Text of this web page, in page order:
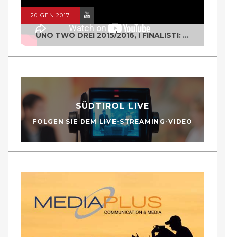
20 GEN 2017
UNO TWO DREI 2015/2016, I FINALISTI: CLASSE IV ALS ISTITUTO "DEGASPERI" BORGO VALSUGANA
SÜDTIROL LIVE
FOLGEN SIE DEM LIVE-STREAMING-VIDEO